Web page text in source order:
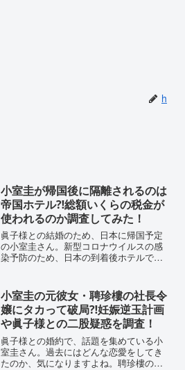
h
小室圭が帰国後に隔離されるのは
帝国ホテル⁈総額いくらの税金が
使われるのか調査してみた！
眞子様との結婚のため、日本に帰国予定
の小室圭さん。新型コロナウイルスの感
染予防のため、日本の到着後ホテルで隔
ホテルでは？と言われていました。詳細
や投下される税金について...
小室圭の元彼女・聘珍樓の社長令
嬢にタカって破局⁈妊娠逆玉計画
や眞子様との二股疑惑を調査！
眞子様との婚約で、話題を集めている小
室圭さん。過去にはどんな恋愛をしてき
たのか、気になりますよね。聘珍樓の社